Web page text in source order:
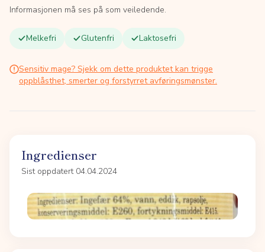
Informasjonen må ses på som veiledende.
Melkefri Glutenfri Laktosefri
Sensitiv mage? Sjekk om dette produktet kan trigge
oppblåsthet, smerter og forstyrret avføringsmønster.
Ingredienser
Sist oppdatert 04.04.2024